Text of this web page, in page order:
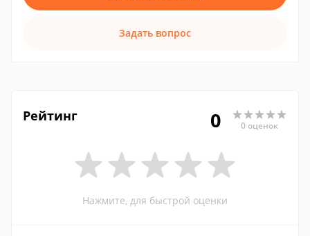
Задать вопрос
Рейтинг 0 0 оценок
Нажмите, для быстрой оценки